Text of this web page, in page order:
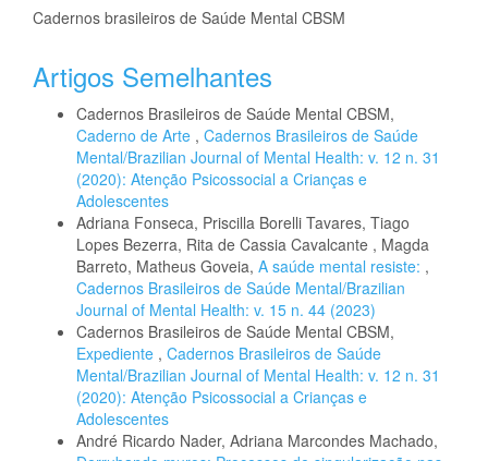
Cadernos brasileiros de Saúde Mental CBSM
Artigos Semelhantes
Cadernos Brasileiros de Saúde Mental CBSM,
Caderno de Arte , Cadernos Brasileiros de Saúde
Mental/Brazilian Journal of Mental Health: v. 12 n. 31
(2020): Atenção Psicossocial a Crianças e
Adolescentes
Adriana Fonseca, Priscilla Borelli Tavares, Tiago
Lopes Bezerra, Rita de Cassia Cavalcante , Magda
Barreto, Matheus Goveia, A saúde mental resiste: ,
Cadernos Brasileiros de Saúde Mental/Brazilian
Journal of Mental Health: v. 15 n. 44 (2023)
Cadernos Brasileiros de Saúde Mental CBSM,
Expediente , Cadernos Brasileiros de Saúde
Mental/Brazilian Journal of Mental Health: v. 12 n. 31
(2020): Atenção Psicossocial a Crianças e
Adolescentes
André Ricardo Nader, Adriana Marcondes Machado,